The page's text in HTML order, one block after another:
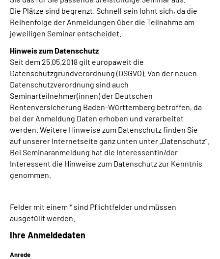
Mein Kundenportal
Die Plätze sind begrenzt. Schnell sein lohnt sich, da die
Reihenfolge der Anmeldungen über die Teilnahme am
jeweiligen Seminar entscheidet.
Hinweis zum Datenschutz
Seit dem 25.05.2018 gilt europaweit die
Datenschutzgrundverordnung (DSGVO). Von der neuen
Datenschutzverordnung sind auch
Seminarteilnehmer(innen) der Deutschen
Rentenversicherung Baden-Württemberg betroffen, da
bei der Anmeldung Daten erhoben und verarbeitet
werden. Weitere Hinweise zum Datenschutz finden Sie
auf unserer Internetseite ganz unten unter „Datenschutz“.
Bei Seminaranmeldung hat die Interessentin/der
Interessent die Hinweise zum Datenschutz zur Kenntnis
genommen.
Felder mit einem * sind Pflichtfelder und müssen
ausgefüllt werden.
Ihre Anmeldedaten
Anrede